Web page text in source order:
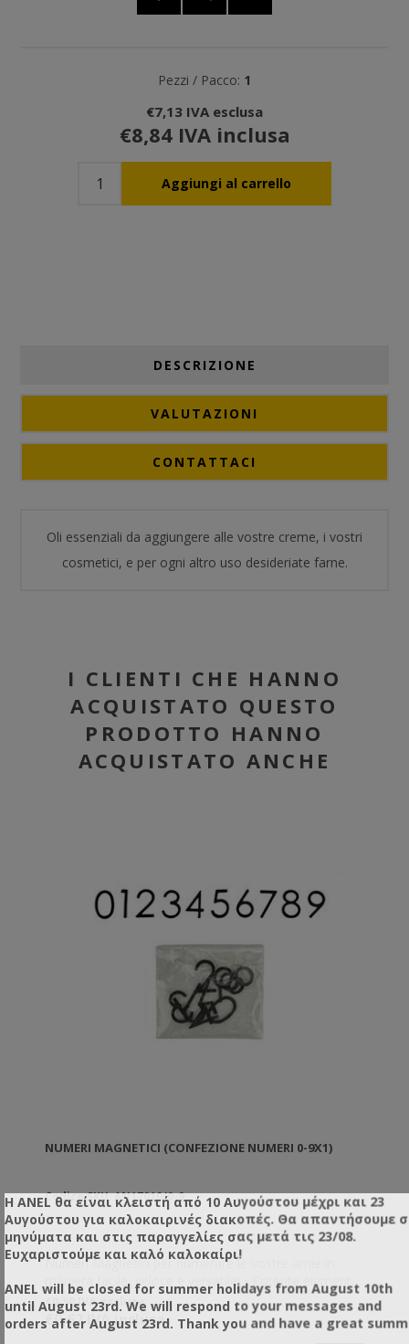
Pezzi / Pacco: 1
€7,13 IVA esclusa
€8,84 IVA inclusa
DESCRIZIONE
VALUTAZIONI
CONTATTACI
Oli essenziali da aggiungere alle vostre creme, i vostri
cosmetici, e per ogni altro uso desideriate farne.
I CLIENTI CHE HANNO
ACQUISTATO QUESTO
PRODOTTO HANNO
ACQUISTATO ANCHE
NUMERI MAGNETICI (CONFEZIONE NUMERI 0-9X1)
Codice SKU: AN17010/0-9
Numeri Magnetici per numerare le vostre arnie in
maniera facile, veloce e versatile! • Potente elemento
magnetico incorporato
€0,50 IVA esclusa
€0,62 IVA inclusa
Η ANEL θα είναι κλειστή από 10 Αυγούστου μέχρι και 23
Αυγούστου για καλοκαιρινές διακοπές. Θα απαντήσουμε
μηνύματα και στις παραγγελίες σας μετά τις 23/08.
Ευχαριστούμε και καλό καλοκαίρι!
ANEL will be closed for summer holidays from August 10th
until August 23rd. We will respond to your messages and
orders after August 23rd. Thank you and have a great